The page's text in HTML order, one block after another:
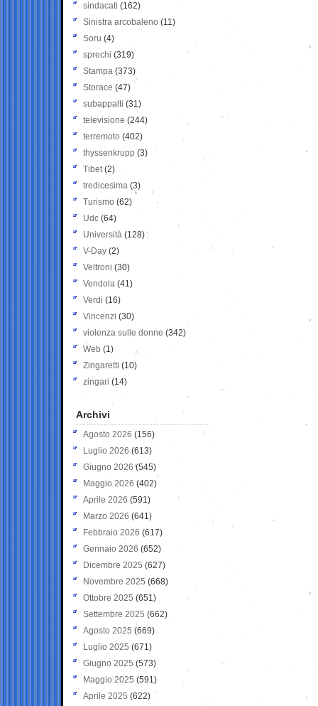
sindacati (162)
Sinistra arcobaleno (11)
Soru (4)
sprechi (319)
Stampa (373)
Storace (47)
subappalti (31)
televisione(244)
terremoto (402)
thyssenkrupp (3)
Tibet(2)
tredicesima (3)
Turismo (62)
Udc (64)
Università (128)
V-Day (2)
Veltroni (30)
Vendola (41)
Verdi (16)
Vincenzi (30)
violenza sulle donne (342)
Web (1)
Zingaretti (10)
zingari (14)
Archivi
Agosto 2026 (156)
Luglio 2026 (613)
Giugno 2026 (545)
Maggio 2026 (402)
Aprile 2026 (591)
Marzo 2026 (641)
Febbraio 2026 (617)
Gennaio 2026 (652)
Dicembre 2025 (627)
Novembre 2025 (668)
Ottobre 2025 (651)
Settembre 2025 (662)
Agosto 2025 (669)
Luglio 2025 (671)
Giugno 2025 (573)
Maggio 2025 (591)
Aprile 2025 (622)